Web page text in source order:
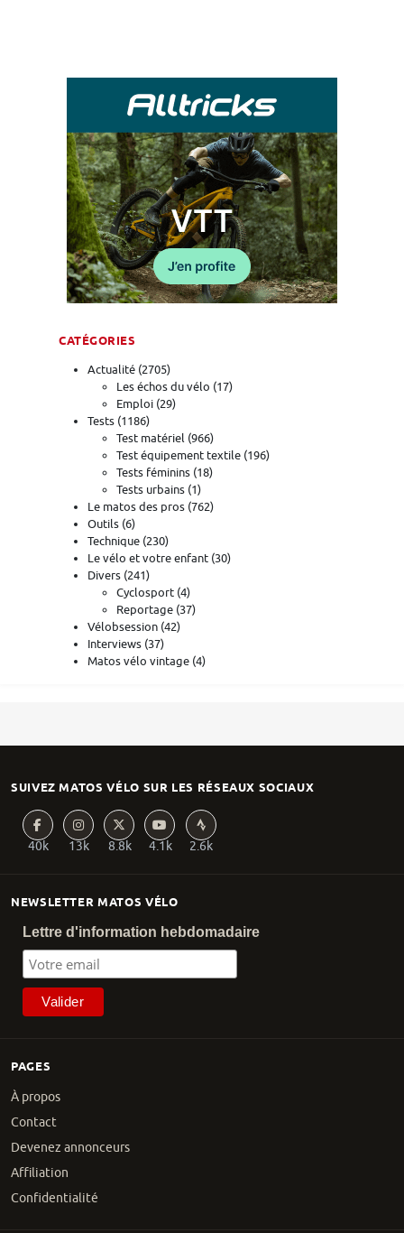
CATÉGORIES
Actualité (2705)
Les échos du vélo (17)
Emploi (29)
Tests (1186)
Test matériel (966)
Test équipement textile (196)
Tests féminins (18)
Tests urbains (1)
Le matos des pros (762)
Outils (6)
Technique (230)
Le vélo et votre enfant (30)
Divers (241)
Cyclosport (4)
Reportage (37)
Vélobsession (42)
Interviews (37)
Matos vélo vintage (4)
PAGES
À propos
Contact
Devenez annonceurs
Affiliation
Confidentialité
NEWSLETTER MATOS VÉLO
Lettre d'information hebdomadaire
SUIVEZ MATOS VÉLO SUR LES RÉSEAUX SOCIAUX
40k 13k 8.8k 4.1k 2.6k